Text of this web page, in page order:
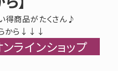
得商品がたくさん♪
らから↓↓↓
ラインショップ